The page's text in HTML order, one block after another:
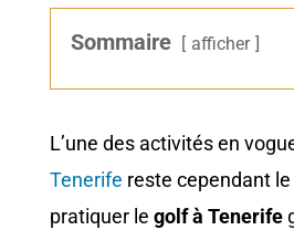
Sommaire afficher
L’une des activités en
Tenerife reste cependant
pratiquer le golf à Tenerife